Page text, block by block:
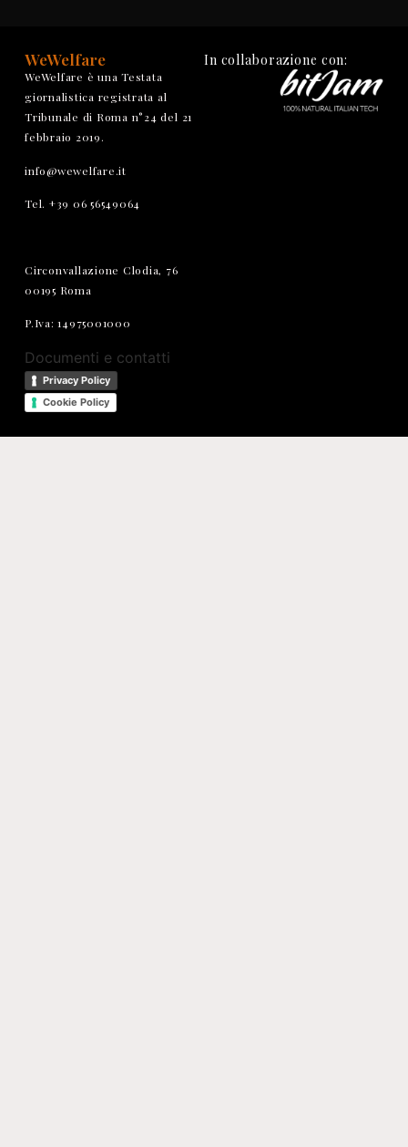
WeWelfare
WeWelfare è una Testata
giornalistica registrata al
Tribunale di Roma n°24 del 21
febbraio 2019.
info@wewelfare.it
Tel. +39 06 56549064
Circonvallazione Clodia, 76
00195 Roma
P.Iva: 14975001000
Documenti e contatti
Privacy Policy
Cookie Policy
In collaborazione con: